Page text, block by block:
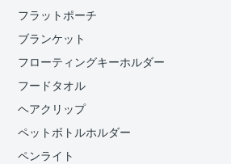
フラットポーチ
ブランケット
フローティングキーホルダー
フードタオル
ヘアクリップ
ペットボトルホルダー
ペンライト